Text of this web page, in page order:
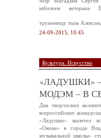
юбилеем ветерана
труженицу тыла
24-09-2015, 10:45
Культура. Искусство
«ЛАДУШКИ»
МОДЭМ – В
Два творческих
всероссийских
«Ладушки» вылетел
«Океан» в городе
музыкальной школы»